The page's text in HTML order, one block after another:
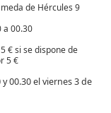
de Hércules 9
00.30
€ si se dispone de
5 €
00.30 el viernes 3 de